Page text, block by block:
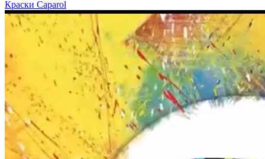
Краски Caparol